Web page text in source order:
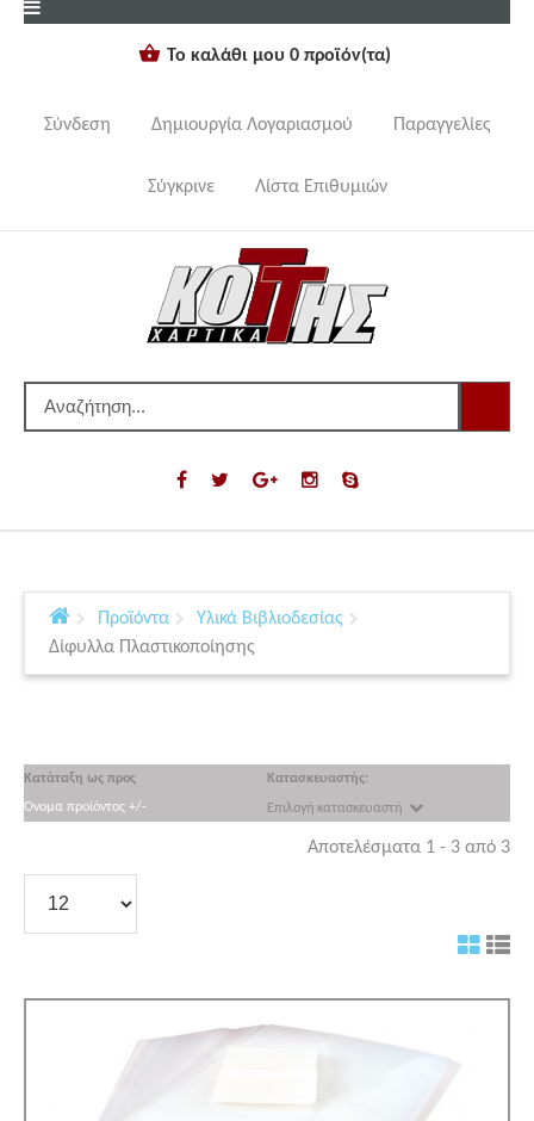
Το καλάθι μου 0 προϊόν(τα)
Σύνδεση Δημιουργία Λογαριασμού Παραγγελίες
Σύγκρινε Λίστα Επιθυμιών
Προϊόντα
Υλικά Βιβλιοδεσίας
Δίφυλλα Πλαστικοποίησης
Κατάταξη ως προς
Όνομα προϊόντος +/-
Κατασκευαστής:
Επιλογή κατασκευαστή
Αποτελέσματα 1 - 3 από 3